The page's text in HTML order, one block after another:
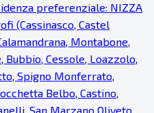
preferenziale: NIZZA
(Cassinasco, Castel
Montabone,
Bubbio, Cessole, Loazzolo,
Spigno Monferrato,
Belbo, Castino,
San Marzano Oliveto,